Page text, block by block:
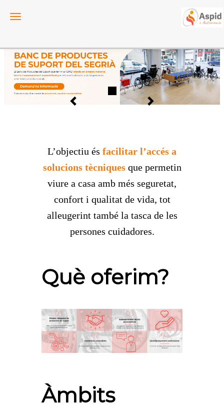
Toggle navigation
Anterior Següent
L’objectiu és facilitar l’accés a
solucions tècniquesque permetin
viure a casa amb més seguretat,
confort i qualitat de vida, tot
alleugerint també la tasca de les
persones cuidadores.
Què oferim?
Àmbits